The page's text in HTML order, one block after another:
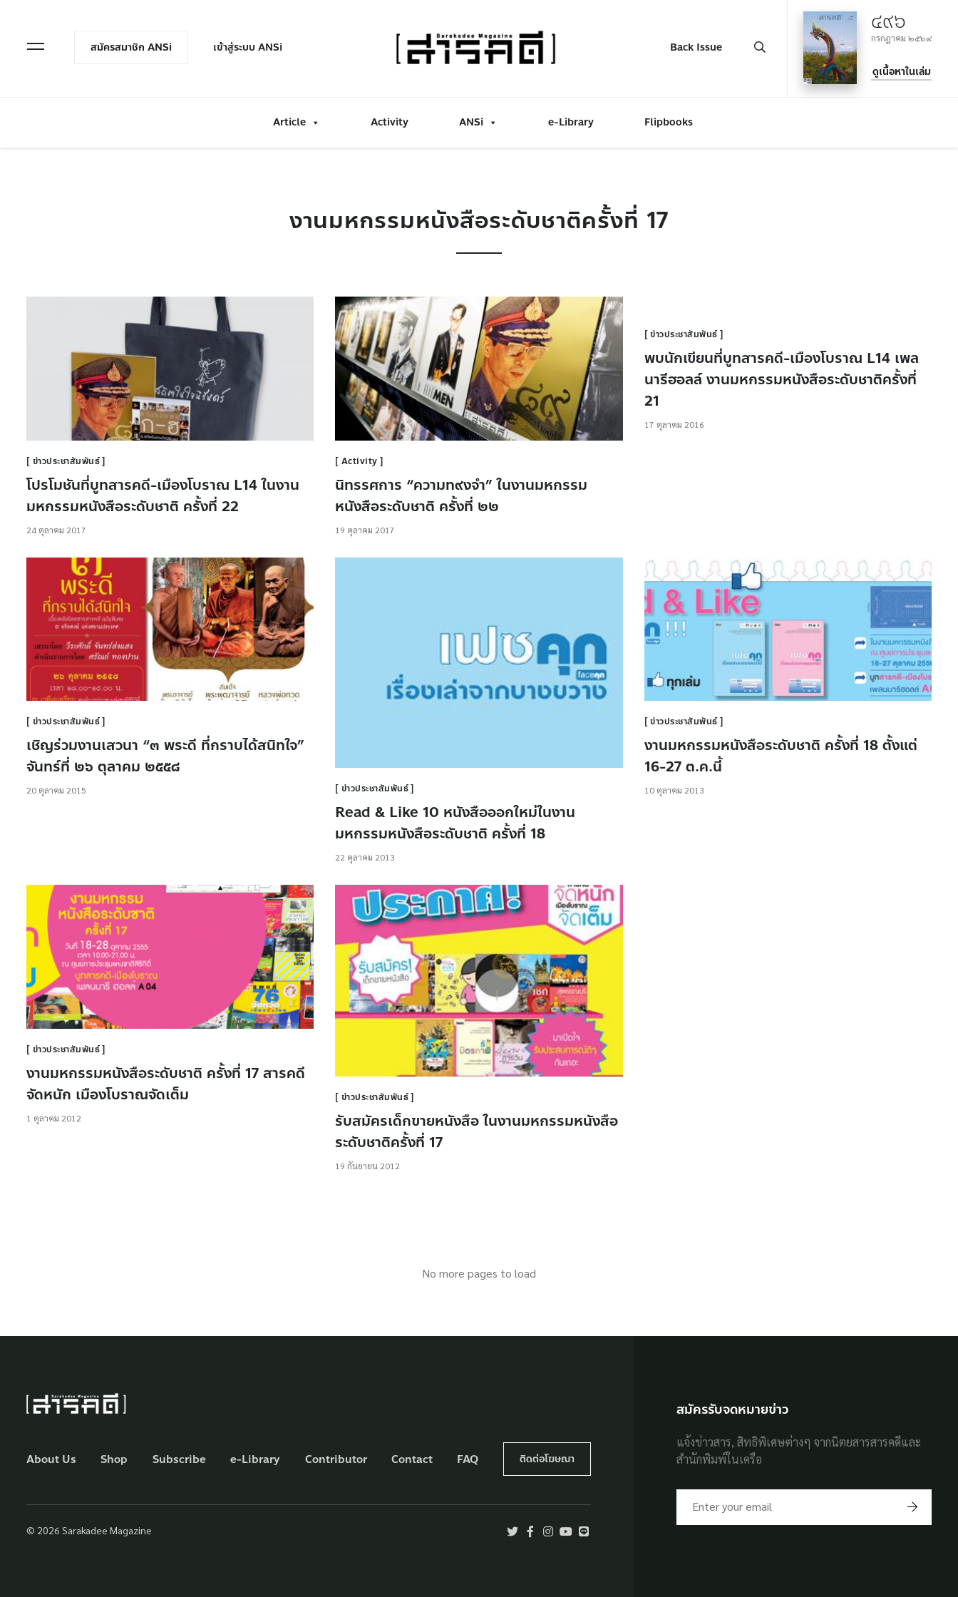
Open Menuสมัครสมาชิก ANSi เข้าสู่ระบบ ANSi Back Issue
๔๙๖
กรกฎาคม ๒๕๖๙
ดูเนื้อหาในเล่ม
Article Activity ANSi e-Library Flipbooks
งานมหกรรมหนังสือระดับชาติครั้งที่ 17
ข่าวประชาสัมพันธ์
โปรโมชันที่บูทสารคดี-เมืองโบราณ L14 ในงาน
มหกรรมหนังสือระดับชาติ ครั้งที่ 22
24 ตุลาคม 2017
Activity
นิทรรศการ “ความท๙งจำ” ในงานมหกรรม
หนังสือระดับชาติ ครั้งที่ ๒๒
19 ตุลาคม 2017
ข่าวประชาสัมพันธ์
พบนักเขียนที่บูทสารคดี-เมืองโบราณ L14 เพล
นารีฮอลล์ งานมหกรรมหนังสือระดับชาติครั้งที่
21
17 ตุลาคม 2016
ข่าวประชาสัมพันธ์
เชิญร่วมงานเสวนา “๓ พระดี ที่กราบได้สนิทใจ”
จันทร์ที่ ๒๖ ตุลาคม ๒๕๕๘
20 ตุลาคม 2015 ข่าวประชาสัมพันธ์
Read & Like 10 หนังสือออกใหม่ในงาน
มหกรรมหนังสือระดับชาติ ครั้งที่ 18
22 ตุลาคม 2013
ข่าวประชาสัมพันธ์
งานมหกรรมหนังสือระดับชาติ ครั้งที่ 18 ตั้งแต่
16-27 ต.ค.นี้
10 ตุลาคม 2013
ข่าวประชาสัมพันธ์
งานมหกรรมหนังสือระดับชาติ ครั้งที่ 17 สารคดี
จัดหนัก เมืองโบราณจัดเต็ม
1 ตุลาคม 2012
ข่าวประชาสัมพันธ์
รับสมัครเด็กขายหนังสือ ในงานมหกรรมหนังสือ
ระดับชาติครั้งที่ 17
19 กันยายน 2012
No more pages to load
About Us Shop Subscribe e-Library Contributor Contact FAQ ติดต่อโฆษณา
© 2026 Sarakadee Magazine
สมัครรับจดหมายข่าว
แจ้งข่าวสาร, สิทธิพิเศษต่างๆ จากนิตยสารสารคดีและ
สำนักพิมพ์ในเครือ